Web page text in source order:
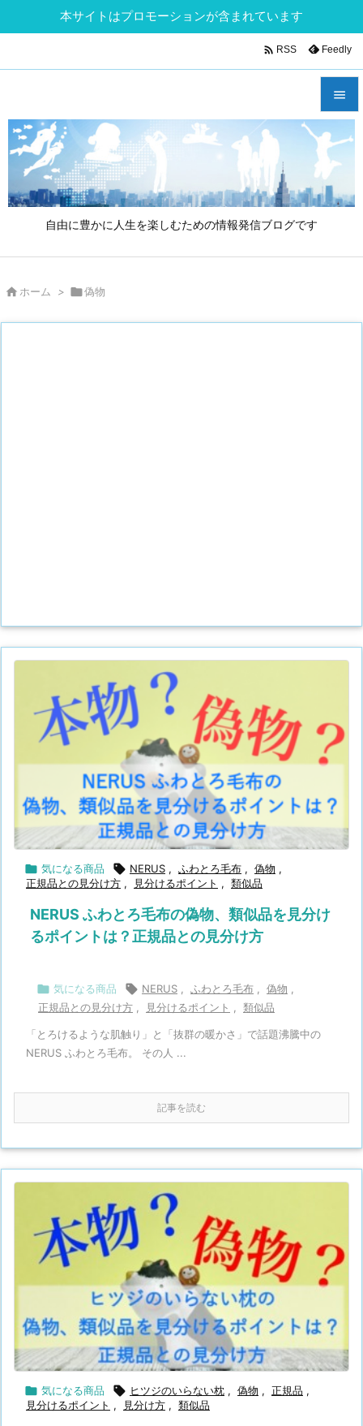
本サイトはプロモーションが含まれています
自由に豊かに人生を楽しむための情報発信ブログです


メニュ

サイド


 RSS Feedly
ホーム > 偽物
 気になる商品  NERUS , ふわとろ毛布 , 偽物 ,
正規品との見分け方 , 見分けるポイント , 類似品
NERUS ふわとろ毛布の偽物、類似品を見分け
るポイントは？正規品との見分け方
 気になる商品  NERUS ふわとろ毛布 偽物
正規品との見分け方
見分けるポイント 類似品
「とろけるような肌触り」と「抜群の暖かさ」で話題沸騰中の
NERUS ふわとろ毛布。 その人 ...
記事を読む
 気になる商品  ヒツジのいらない枕 , 偽物 , 正規品 ,
見分けるポイント , 見分け方 , 類似品